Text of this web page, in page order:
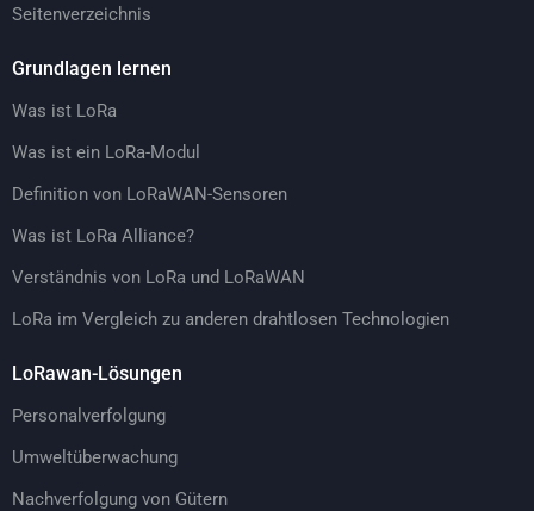
Seitenverzeichnis
Grundlagen lernen
Was ist LoRa
Was ist ein LoRa-Modul
Definition von LoRaWAN-Sensoren
Was ist LoRa Alliance?
Verständnis von LoRa und LoRaWAN
LoRa im Vergleich zu anderen drahtlosen Technologien
LoRawan-Lösungen
Personalverfolgung
Umweltüberwachung
Nachverfolgung von Gütern